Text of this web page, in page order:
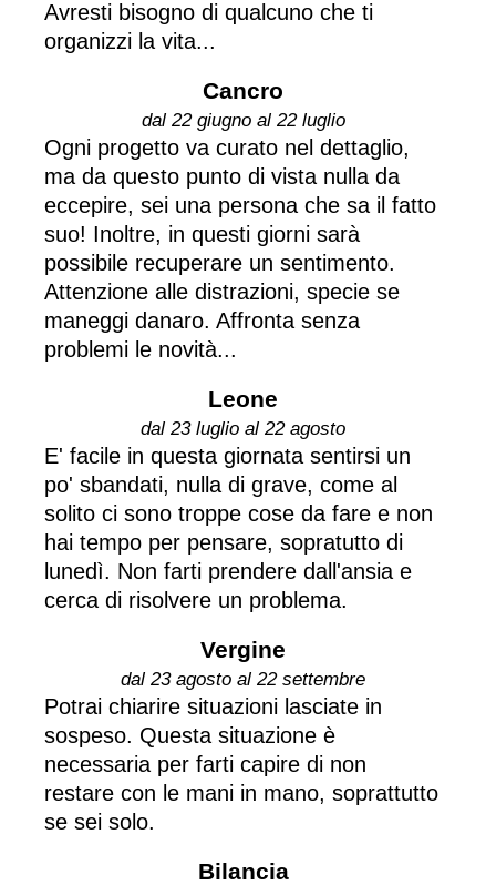
Avresti bisogno di qualcuno che ti
organizzi la vita...
Cancro
dal 22 giugno al 22 luglio
Ogni progetto va curato nel dettaglio,
ma da questo punto di vista nulla da
eccepire, sei una persona che sa il fatto
suo! Inoltre, in questi giorni sarà
possibile recuperare un sentimento.
Attenzione alle distrazioni, specie se
maneggi danaro. Affronta senza
problemi le novità...
Leone
dal 23 luglio al 22 agosto
E' facile in questa giornata sentirsi un
po' sbandati, nulla di grave, come al
solito ci sono troppe cose da fare e non
hai tempo per pensare, sopratutto di
lunedì. Non farti prendere dall'ansia e
cerca di risolvere un problema.
Vergine
dal 23 agosto al 22 settembre
Potrai chiarire situazioni lasciate in
sospeso. Questa situazione è
necessaria per farti capire di non
restare con le mani in mano, soprattutto
se sei solo.
Bilancia